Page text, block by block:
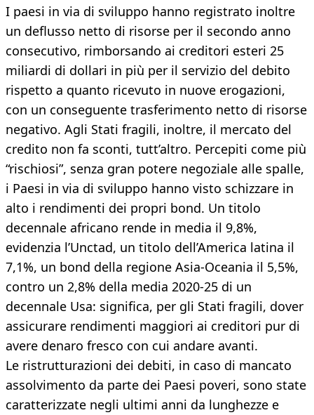
I paesi in via di sviluppo hanno registrato inoltre
un deflusso netto di risorse per il secondo anno
consecutivo, rimborsando ai creditori esteri 25
miliardi di dollari in più per il servizio del debito
rispetto a quanto ricevuto in nuove erogazioni,
con un conseguente trasferimento netto di risorse
negativo. Agli Stati fragili, inoltre, il mercato del
credito non fa sconti, tutt’altro. Percepiti come più
“rischiosi”, senza gran potere negoziale alle spalle,
i Paesi in via di sviluppo hanno visto schizzare in
alto i rendimenti dei propri bond. Un titolo
decennale africano rende in media il 9,8%,
evidenzia l’Unctad, un titolo dell’America latina il
7,1%, un bond della regione Asia-Oceania il 5,5%,
contro un 2,8% della media 2020-25 di un
decennale Usa: significa, per gli Stati fragili, dover
assicurare rendimenti maggiori ai creditori pur di
avere denaro fresco con cui andare avanti.
Le ristrutturazioni dei debiti, in caso di mancato
assolvimento da parte dei Paesi poveri, sono state
caratterizzate negli ultimi anni da lunghezze e